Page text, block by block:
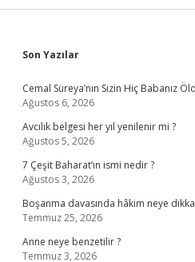
Sidebar
Son Yazılar
Cemal Süreya’nın Sizin Hiç Babanız
Ağustos 6, 2026
Avcılık belgesi her yıl yenilenir mi ?
Ağustos 5, 2026
7 Çeşit Baharat’ın ismi nedir ?
Ağustos 3, 2026
Boşanma davasında hâkim neye
Temmuz 25, 2026
Anne neye benzetilir ?
Temmuz 3, 2026